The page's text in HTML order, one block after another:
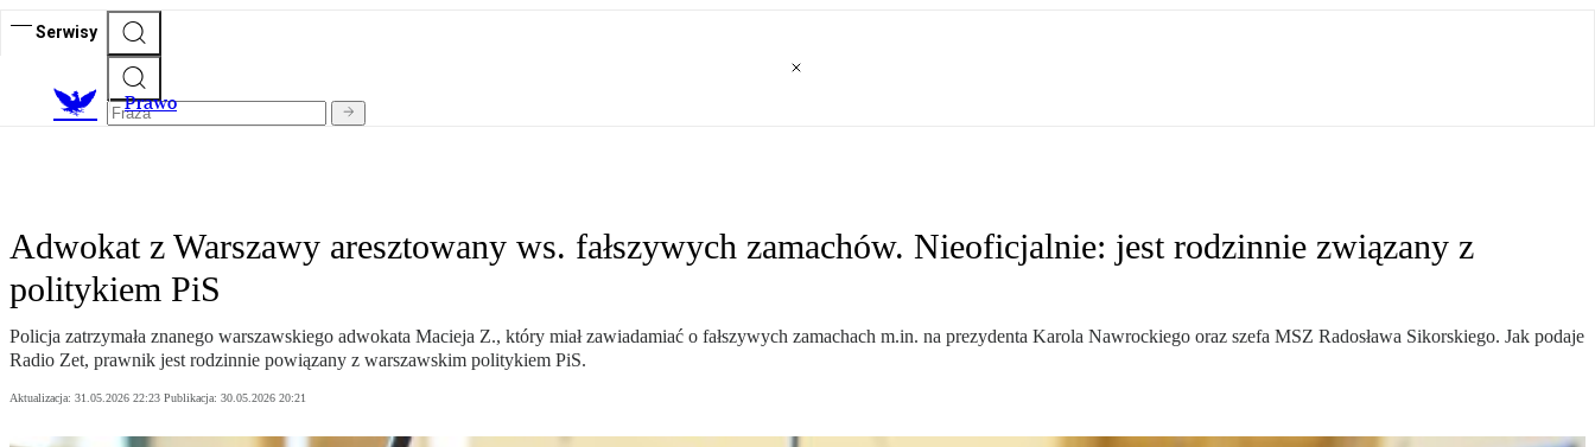
Serwisy
Prawo
Adwokat z Warszawy aresztowany ws. fałszywych zamachów. Nieoficjalnie: jest rodzinnie związany z
politykiem PiS
Policja zatrzymała znanego warszawskiego adwokata Macieja Z., który miał zawiadamiać o fałszywych zamachach m.in. na prezydenta Karola Nawrockiego oraz szefa MSZ Radosława Sikorskiego. Jak podaje
Radio Zet, prawnik jest rodzinnie powiązany z warszawskim politykiem PiS.
Aktualizacja: 31.05.2026 22:23 Publikacja: 30.05.2026 20:21